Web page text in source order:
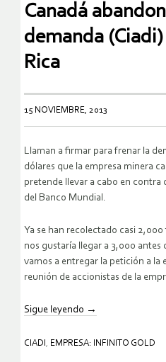
Canadá
demanda
Rica
15 NOVIEMBRE, 2013
Llaman a firmar para frenar la
dólares que la empresa minera
pretende llevar a cabo en contra
del Banco Mundial.
Ya se han recolectado casi
nos gustaría llegar a 3,000
vamos a entregar la petición a la
reunión de accionistas de la
Sigue leyendo →
CIADI EMPRESA: INFINITO GOLD